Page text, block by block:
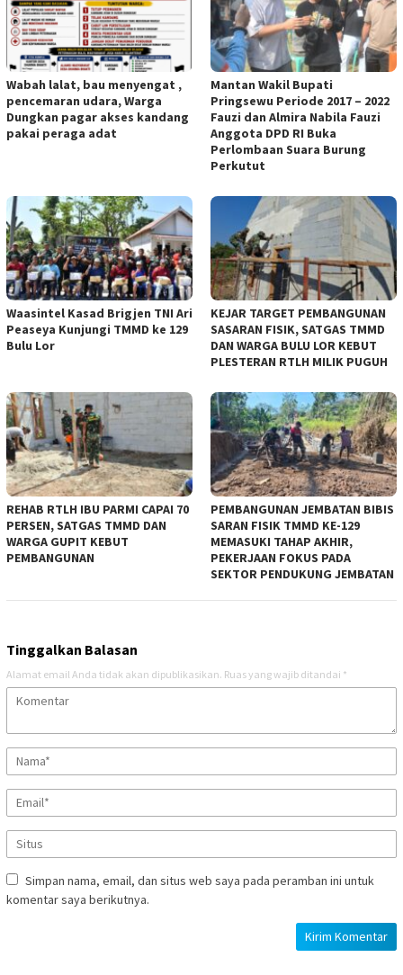
Wabah lalat, bau menyengat ,
pencemaran udara, Warga
Dungkan pagar akses kandang
pakai peraga adat
Mantan Wakil Bupati
Pringsewu Periode 2017 – 2022
Fauzi dan Almira Nabila Fauzi
Anggota DPD RI Buka
Perlombaan Suara Burung
Perkutut
Waasintel Kasad Brigjen TNI Ari
Peaseya Kunjungi TMMD ke 129
Bulu Lor
KEJAR TARGET PEMBANGUNAN
SASARAN FISIK, SATGAS TMMD
DAN WARGA BULU LOR KEBUT
PLESTERAN RTLH MILIK PUGUH
REHAB RTLH IBU PARMI CAPAI 70
PERSEN, SATGAS TMMD DAN
WARGA GUPIT KEBUT
PEMBANGUNAN
PEMBANGUNAN JEMBATAN BIBIS
SARAN FISIK TMMD KE-129
MEMASUKI TAHAP AKHIR,
PEKERJAAN FOKUS PADA
SEKTOR PENDUKUNG JEMBATAN
Tinggalkan Balasan
Alamat email Anda tidak akan dipublikasikan. Ruas yang wajib ditandai *
Simpan nama, email, dan situs web saya pada peramban ini untuk
komentar saya berikutnya.